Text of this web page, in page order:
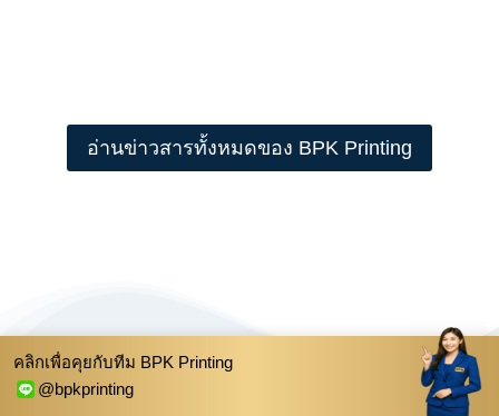
อ่านข่าวสารทั้งหมดของ BPK Printing
คลิกเพื่อคุยกับทีม BPK Printing
@bpkprinting